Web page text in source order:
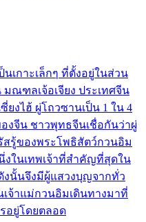
นเกาะเล็กๆ ที่ตั้งอยู่ในส่วน
ณฑลเจ้อเจียง ประเทศจีน
งไฮ้ ผู่โถวซานเป็น 1 ใน 4
งจีน ชาวพุทธจีนเชื่อกันว่าผู่
รู้ของพระโพธิสัตว์กวนอิม
งในเทพเจ้าที่สำคัญที่สุดใน
นั้นจึงมีผู้แสวงบุญจากทั่ว
จ้าแม่กวนอิมเดินทางมาที่
อยู่โดยตลอด